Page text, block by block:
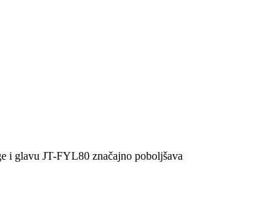
i glavu JT-FYL80 značajno poboljšava